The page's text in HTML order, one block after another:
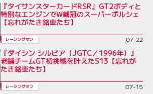
『タイサンスターカードRSR』GT2ボディと
特別なエンジンでW戴冠のスーパーポルシェ
【忘れがたき銘車たち】
レーシングオン 07-22
『ダイシン シルビア（JGTC／1996年）』
老舗チームGT初挑戦を叶えたS13【忘れが
たき銘車たち】
レーシングオン 07-15